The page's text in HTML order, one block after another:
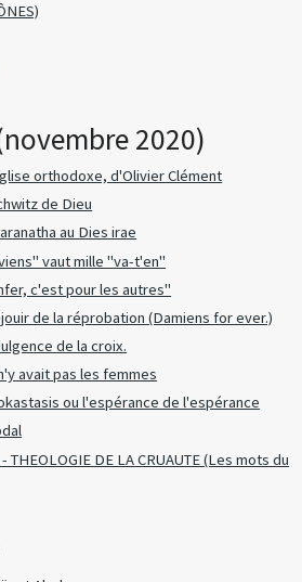
2020)
orthodoxe, d'Olivier Clément
de Dieu
au Dies irae
vaut mille "va-t'en"
c'est pour les autres"
de la réprobation (Damiens for ever.)
de la croix.
avait pas les femmes
ou l'espérance de l'espérance
THEOLOGIE DE LA CRUAUTE (Les mots du